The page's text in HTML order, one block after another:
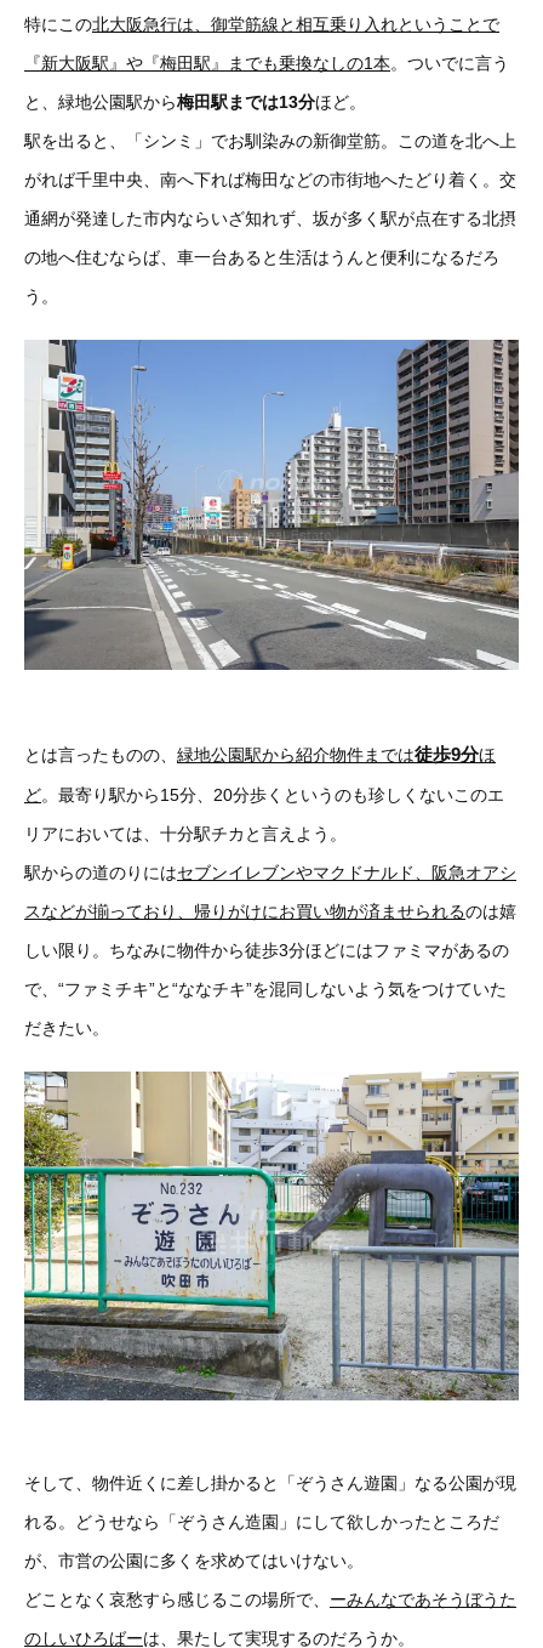
特にこの北大阪急行は、御堂筋線と相互乗り入れということで
『新大阪駅』や『梅田駅』までも乗換なしの1本。ついでに言う
と、緑地公園駅から梅田駅までは13分ほど。
駅を出ると、「シンミ」でお馴染みの新御堂筋。この道を北へ上
がれば千里中央、南へ下れば梅田などの市街地へたどり着く。交
通網が発達した市内ならいざ知れず、坂が多く駅が点在する北摂
の地へ住むならば、車一台あると生活はうんと便利になるだろ
う。
とは言ったものの、 緑地公園駅から紹介物件までは徒歩9分ほ
ど。最寄り駅から15分、20分歩くというのも珍しくないこのエ
リアにおいては、十分駅チカと言えよう。
駅からの道のりにはセブンイレブンやマクドナルド、阪急オアシ
スなどが揃っており、帰りがけにお買い物が済ませられるのは嬉
しい限り。ちなみに物件から徒歩3分ほどにはファミマがあるの
で、“ファミチキ”と“ななチキ”を混同しないよう気をつけていた
だきたい。
そして、物件近くに差し掛かると「ぞうさん遊園」なる公園が現
れる。どうせなら「ぞうさん造園」にして欲しかったところだ
が、市営の公園に多くを求めてはいけない。
どことなく哀愁すら感じるこの場所で、 ーみんなであそうぼうた
のしいひろばーは、果たして実現するのだろうか。